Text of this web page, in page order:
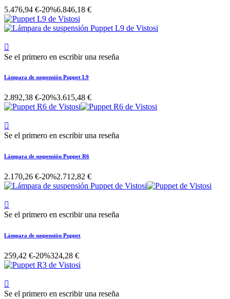
5.476,94 €-20%6.846,18 €

Se el primero en escribir una reseña
Lámpara de suspensión Puppet L9
2.892,38 €-20%3.615,48 €

Se el primero en escribir una reseña
Lámpara de suspensión Puppet R6
2.170,26 €-20%2.712,82 €

Se el primero en escribir una reseña
Lámpara de suspensión Puppet
259,42 €-20%324,28 €

Se el primero en escribir una reseña